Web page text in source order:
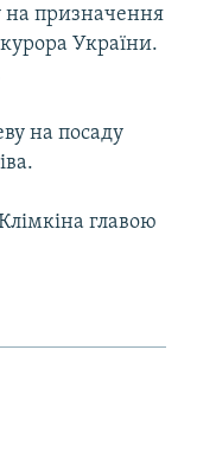
на призначення
України.
на посаду
главою